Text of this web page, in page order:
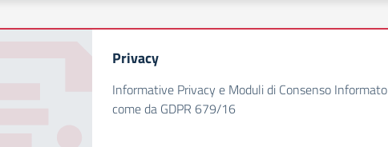
Privacy
Informative Privacy e Moduli di Consenso Informato
come da GDPR 679/16